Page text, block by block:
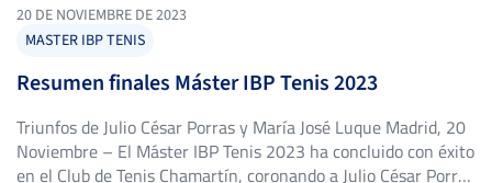
20 DE NOVIEMBRE DE 2023
MASTER IBP TENIS
Resumen finales Máster IBP Tenis 2023
Triunfos de Julio César Porras y María José Luque Madrid, 20
Noviembre – El Máster IBP Tenis 2023 ha concluido con éxito
en el Club de Tenis Chamartín, coronando a Julio César Porras